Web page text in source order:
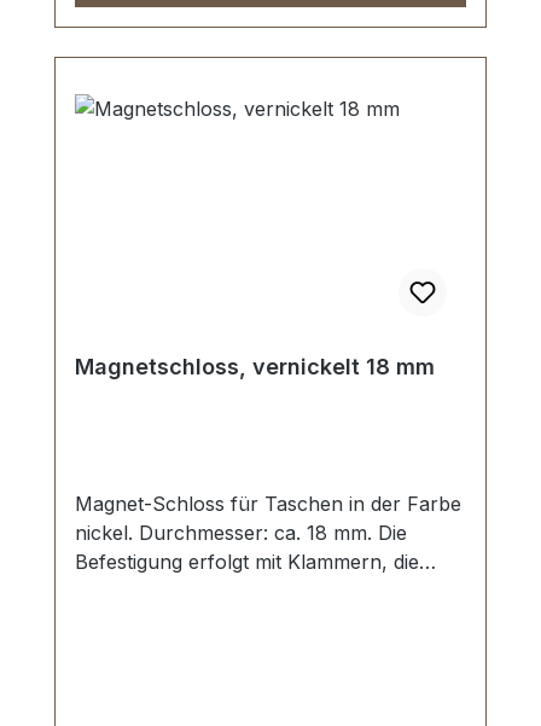
Magnetschloss, vernickelt 18 mm
Magnet-Schloss für Taschen in der Farbe
nickel. Durchmesser: ca. 18 mm. Die
Befestigung erfolgt mit Klammern, die